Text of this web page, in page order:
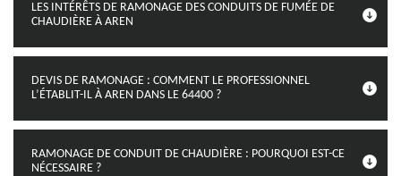
LES INTÉRÊTS DE RAMONAGE DES CONDUITS DE FUMÉE DE
CHAUDIÈRE À AREN
DEVIS DE RAMONAGE : COMMENT LE PROFESSIONNEL
L’ÉTABLIT-IL À AREN DANS LE 64400 ?
RAMONAGE DE CONDUIT DE CHAUDIÈRE : POURQUOI EST-CE
NÉCESSAIRE ?